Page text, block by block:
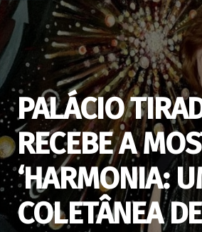
PALÁCIO
RECEBE A
‘HARMONIA:
COLETÂNEA